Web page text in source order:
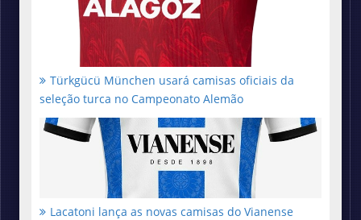
Türkgücü München usará camisas oficiais da
seleção turca no Campeonato Alemão
Lacatoni lança as novas camisas do Vianense